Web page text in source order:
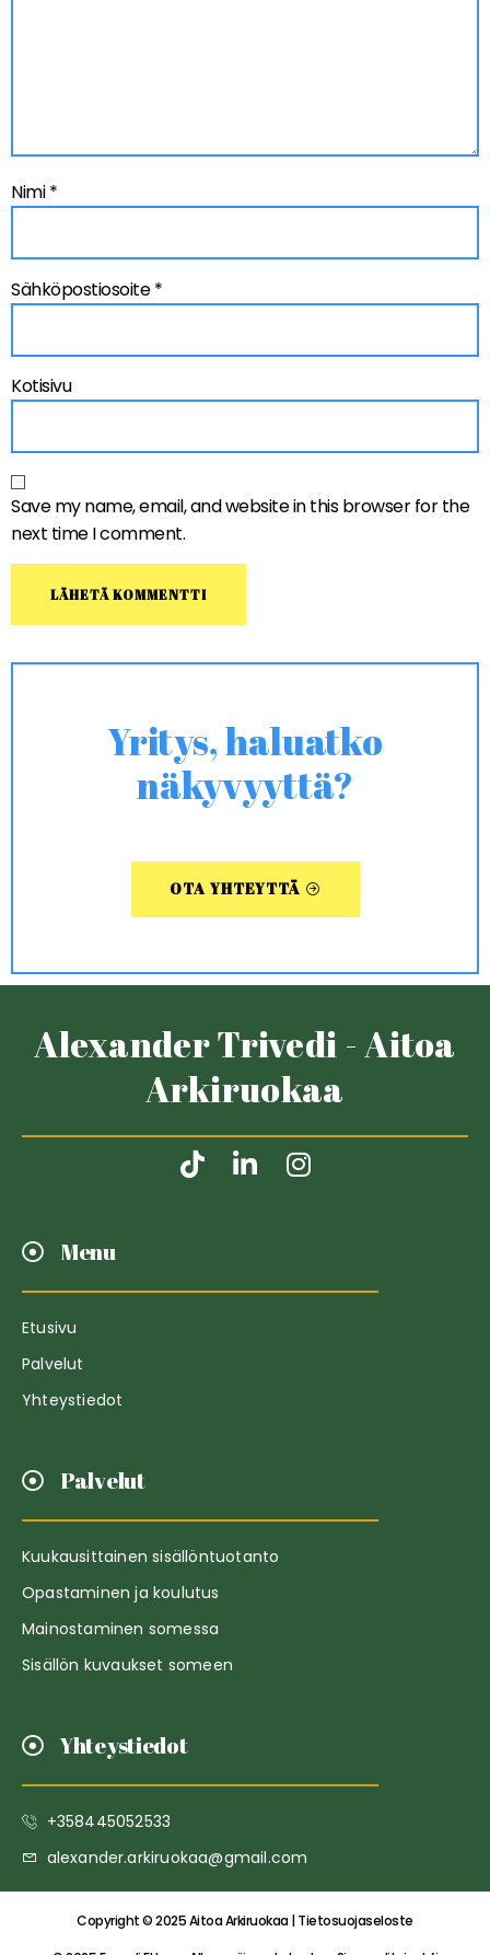
Nimi*
Sähköpostiosoite*
Kotisivu
Save my name, email, and website in this browser for the
next time I comment.
Yritys, haluatko
näkyvyyttä?
OTA YHTEYTTÄ
Alexander Trivedi - Aitoa
Arkiruokaa
Menu
Etusivu
Palvelut
Yhteystiedot
Palvelut
Kuukausittainen sisällöntuotanto
Opastaminen ja koulutus
Mainostaminen somessa
Sisällön kuvaukset someen
Yhteystiedot
+358445052533
alexander.arkiruokaa@gmail.com
Copyright © 2025 Aitoa Arkiruokaa | Tietosuojaseloste